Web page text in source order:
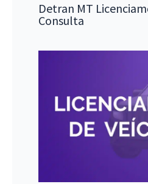
Detran MT
Consulta